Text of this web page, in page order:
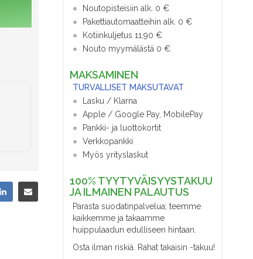
Noutopisteisiin alk. 0 €
Pakettiautomaatteihin alk. 0 €
Kotiinkuljetus 11,90 €
Nouto myymälästä 0 €
MAKSAMINEN
TURVALLISET MAKSUTAVAT
Lasku / Klarna
Apple / Google Pay, MobilePay
Pankki- ja luottokortit
Verkkopankki
Myös yrityslaskut
100% TYYTYVÄISYYSTAKUU
JA ILMAINEN PALAUTUS
Parasta suodatinpalvelua; teemme
kaikkemme ja takaamme
huippulaadun edulliseen hintaan.
Osta ilman riskiä. Rahat takaisin -takuu!